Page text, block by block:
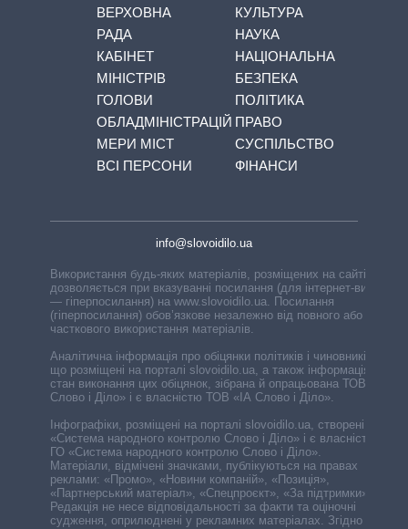
ВЕРХОВНА
РАДА
КАБІНЕТ
МІНІСТРІВ
ГОЛОВИ
ОБЛАДМІНІСТРАЦІЙ
МЕРИ МІСТ
ВСІ ПЕРСОНИ
КУЛЬТУРА
НАУКА
НАЦІОНАЛЬНА
БЕЗПЕКА
ПОЛІТИКА
ПРАВО
СУСПІЛЬСТВО
ФІНАНСИ
info@slovoidilo.ua
Використання будь-яких матеріалів, розміщених на сайті,
дозволяється при вказуванні посилання (для інтернет-видань
— гіперпосилання) на www.slovoidilo.ua. Посилання
(гіперпосилання) обов’язкове незалежно від повного або
часткового використання матеріалів.
Аналітична інформація про обіцянки політиків і чиновників,
що розміщені на порталі slovoidilo.ua, а також інформація про
стан виконання цих обіцянок, зібрана й опрацьована ТОВ «ІА
Слово і Діло» і є власністю ТОВ «ІА Слово і Діло».
Інфографіки, розміщені на порталі slovoidilo.ua, створені ГО
«Система народного контролю Слово і Діло» і є власністю
ГО «Система народного контролю Слово і Діло».
Матеріали, відмічені значками, публікуються на правах
реклами: «Промо», «Новини компаній», «Позиція»,
«Партнерський матеріал», «Спецпроєкт», «За підтримки».
Редакція не несе відповідальності за факти та оціночні
судження, оприлюднені у рекламних матеріалах. Згідно з